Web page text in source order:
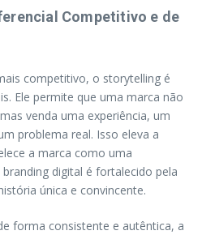
Competitivo e de
competitivo, o storytelling é
Ele permite que uma marca não
venda uma experiência, um
problema real. Isso eleva a
a marca como uma
digital é fortalecido pela
única e convincente.
forma consistente e autêntica, a